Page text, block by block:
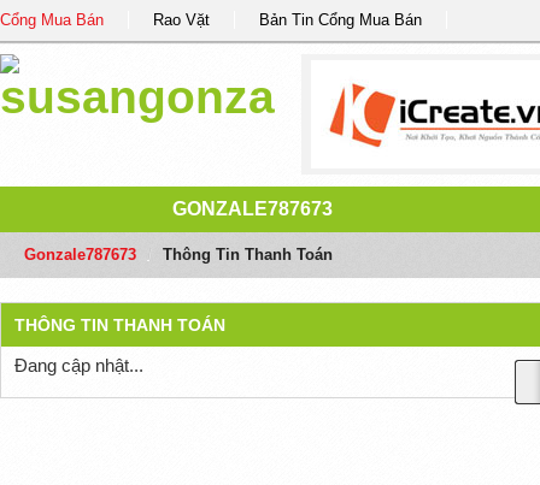
Cổng Mua Bán Rao Vặt Bản Tin Cổng Mua Bán
GONZALE787673
Gonzale787673 Thông Tin Thanh Toán
THÔNG TIN THANH TOÁN
Đang cập nhật...